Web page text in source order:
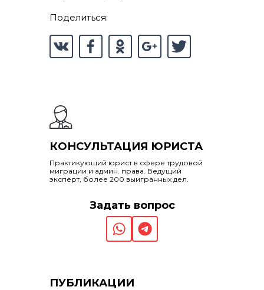
Поделиться:
КОНСУЛЬТАЦИЯ ЮРИСТА
Практикующий юрист в сфере трудовой
миграции и админ. права. Ведущий
эксперт, более 200 выигранных дел.
Задать вопрос
ПУБЛИКАЦИИ